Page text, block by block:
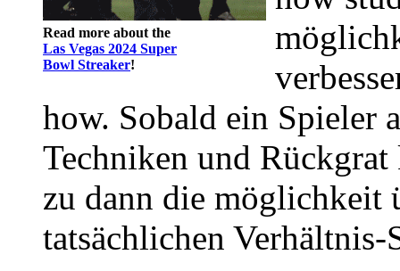
Read more about the
Las Vegas 2024 Super
Bowl Streaker!
how. Sobald ein Spieler
Techniken und
zu dann die möglichkeit
tatsächlichen Verhältnis-